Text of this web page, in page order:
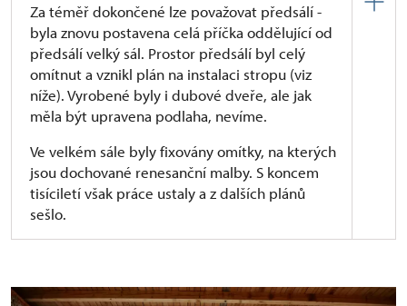
Za téměř dokončené lze považovat předsálí -
byla znovu postavena celá příčka oddělující od
předsálí velký sál. Prostor předsálí byl celý
omítnut a vznikl plán na instalaci stropu (viz
níže). Vyrobené byly i dubové dveře, ale jak
měla být upravena podlaha, nevíme.
Ve velkém sále byly fixovány omítky, na kterých
jsou dochované renesanční malby. S koncem
tisíciletí však práce ustaly a z dalších plánů
sešlo.
prací podařilo zrealizovat. Například ke krovům se